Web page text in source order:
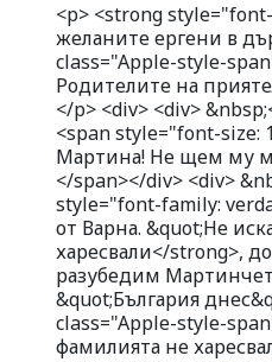
<p> <strong
желаните ергени в
class="Apple-style-
Родителите на
</p> <div> <div>
<span style="font-size:
Мартина! Не щем му
</span></div> <div>
style="font-family:
от Варна. &quot;Не
харесвали</strong>,
разубедим
&quot;България
class="Apple-style-
фамилията не